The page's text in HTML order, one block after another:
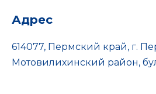
Адрес
614077, Пермский край, г.
Мотовилихинский район,